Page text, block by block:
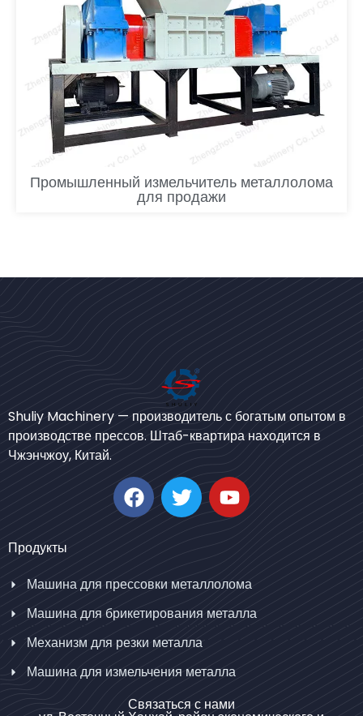
Промышленный измельчитель металлолома
для продажи
Shuliy Machinery — производитель с богатым опытом в
производстве прессов. Штаб-квартира находится в
Чжэнчжоу, Китай.
Продукты
Машина для прессовки металлолома
Машина для брикетирования металла
Механизм для резки металла
Машина для измельчения металла
Связаться с нами
Bulgarian
Turkish
German
Korean